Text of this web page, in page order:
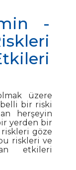
-
üzere
bir riski
herşeyin
yerden bir
riskleri göze
riskleri ve
etkileri